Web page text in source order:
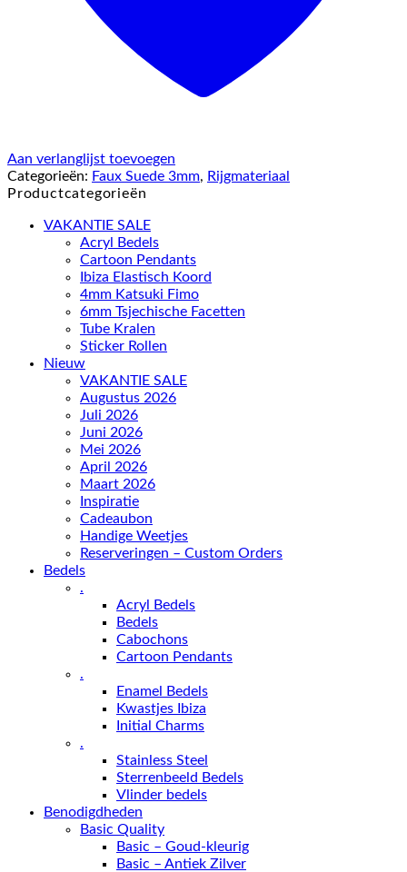
Aan verlanglijst toevoegen
Categorieën: Faux Suede 3mm, Rijgmateriaal
Productcategorieën
VAKANTIE SALE
Acryl Bedels
Cartoon Pendants
Ibiza Elastisch Koord
4mm Katsuki Fimo
6mm Tsjechische Facetten
Tube Kralen
Sticker Rollen
Nieuw
VAKANTIE SALE
Augustus 2026
Juli 2026
Juni 2026
Mei 2026
April 2026
Maart 2026
Inspiratie
Cadeaubon
Handige Weetjes
Reserveringen – Custom Orders
Bedels
.
Acryl Bedels
Bedels
Cabochons
Cartoon Pendants
.
Enamel Bedels
Kwastjes Ibiza
Initial Charms
.
Stainless Steel
Sterrenbeeld Bedels
Vlinder bedels
Benodigdheden
Basic Quality
Basic – Goud-kleurig
Basic – Antiek Zilver